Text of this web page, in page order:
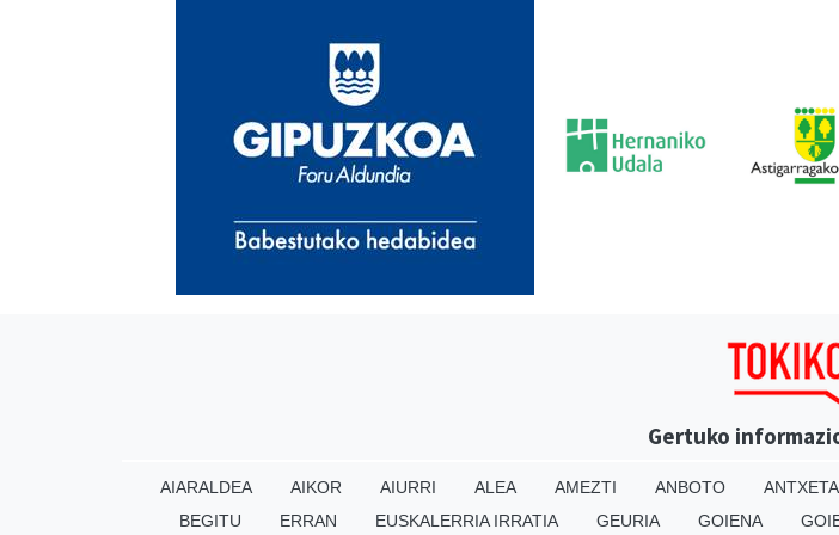
Gertuko
AIARALDEA AIKOR AIURRI ALEA AMEZTI ANBOTO
BEGITU
ERRAN EUSKALERRIA IRRATIA GEURIA GOIENA